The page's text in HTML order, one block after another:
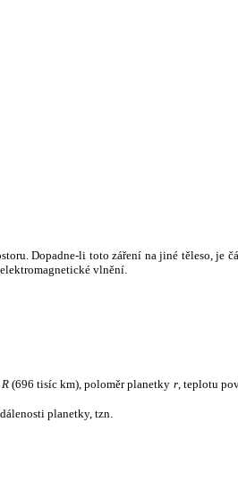
Dopadne-li toto záření na jiné těleso, je
vlnění.
R(696 tisíc km), poloměr planetky r, teplotu
planetky, tzn.